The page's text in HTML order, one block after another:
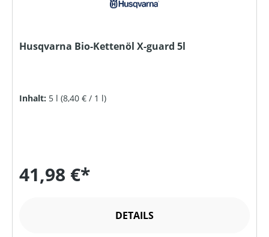
Husqvarna Bio-Kettenöl X-guard 5l
Inhalt: 5 l (8,40 € / 1 l)
41,98 €*
DETAILS